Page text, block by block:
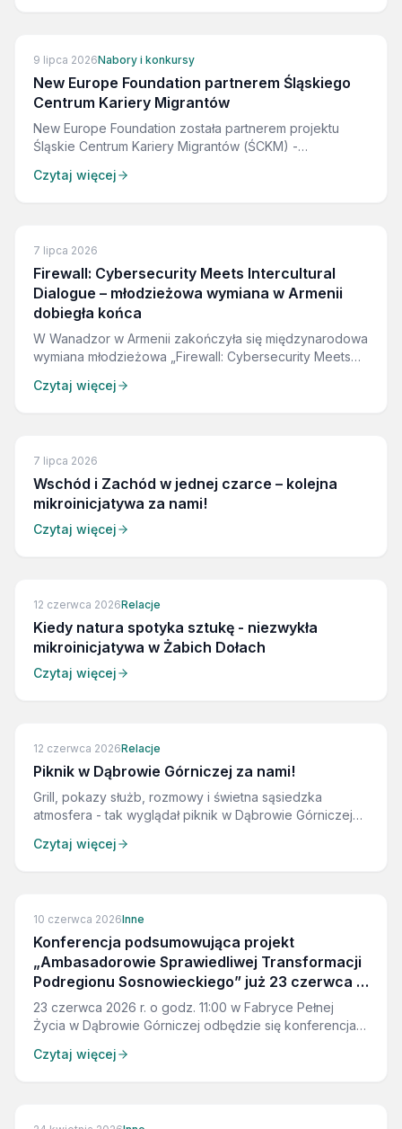
9 lipca 2026Nabory i konkursy
New Europe Foundation partnerem Śląskiego
Centrum Kariery Migrantów
New Europe Foundation została partnerem projektu
Śląskie Centrum Kariery Migrantów (ŚCKM) -
województwie śląskim. Odpowiadamy za kursy języka
Czytaj więcej
7 lipca 2026
Firewall: Cybersecurity Meets Intercultural
Dialogue – młodzieżowa wymiana w Armenii
dobiegła końca
W Wanadzor w Armenii zakończyła się międzynarodowa
wymiana młodzieżowa „Firewall: Cybersecurity Meets
Grecji i Gruzji wspólnie rozwijali kompetencje z zakresu
Czytaj więcej
7 lipca 2026
Wschód i Zachód w jednej czarce – kolejna
mikroinicjatywa za nami!
Czytaj więcej
12 czerwca 2026Relacje
Kiedy natura spotyka sztukę - niezwykła
mikroinicjatywa w Żabich Dołach
Czytaj więcej
12 czerwca 2026Relacje
Piknik w Dąbrowie Górniczej za nami!
Grill, pokazy służb, rozmowy i świetna sąsiedzka
atmosfera - tak wyglądał piknik w Dąbrowie Górniczej
„Ambasadorowie Sprawiedliwej Transformacji
regionu.
Czytaj więcej
10 czerwca 2026Inne
Konferencja podsumowująca projekt
„Ambasadorowie Sprawiedliwej Transformacji
Podregionu Sosnowieckiego” już 23 czerwca w
Dąbrowie Górniczej
23 czerwca 2026 r. o godz. 11:00 w Fabryce Pełnej
Życia w Dąbrowie Górniczej odbędzie się konferencja
Transformacji Podregionu Sosnowieckiego”,
Czytaj więcej